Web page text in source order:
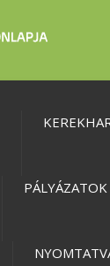
PÁLYÁZATOK